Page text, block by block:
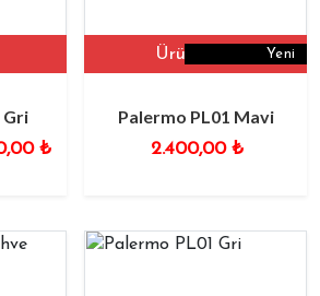
Gri
₺
Yeni
Ürüne Git
Palermo PL01 Mavi
2.400,00 ₺